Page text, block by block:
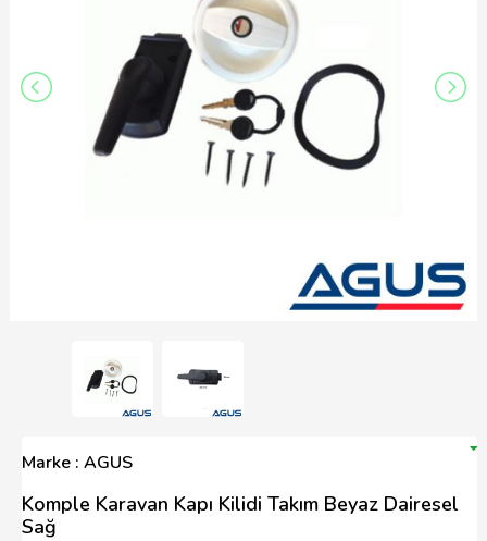
Marke : AGUS
Komple Karavan Kapı Kilidi Takım Beyaz Dairesel
Sağ